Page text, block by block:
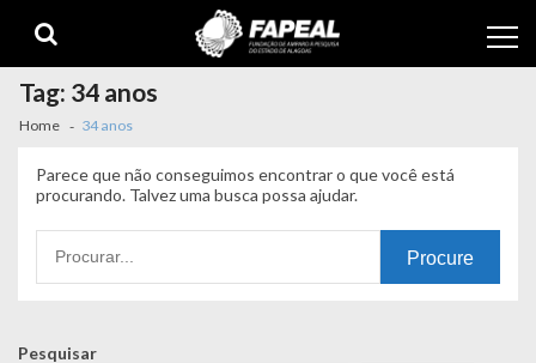
navigation
content
Tag: 34 anos
Home 34 anos
Parece que não conseguimos encontrar o que você está
procurando. Talvez uma busca possa ajudar.
por:
Pesquisar